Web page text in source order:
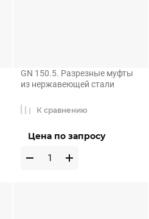
GN 150.5. Разрезные муфты
из нержавеющей стали
Цена по запросу
К сравнению